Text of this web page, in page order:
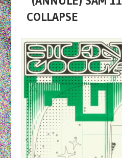
COLLAPSE